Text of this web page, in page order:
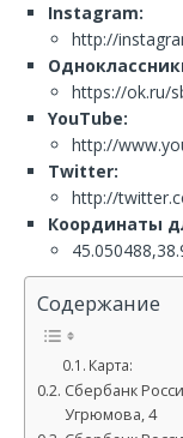
Instagram:
http://
https://ok.ru/
YouTube:
http://
Twitter:
http://
Координаты
Содержание
Карта:
Сбербанк
Угрюмова, 4